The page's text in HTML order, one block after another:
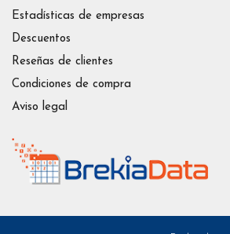
Estadísticas de empresas
Descuentos
Reseñas de clientes
Condiciones de compra
Aviso legal